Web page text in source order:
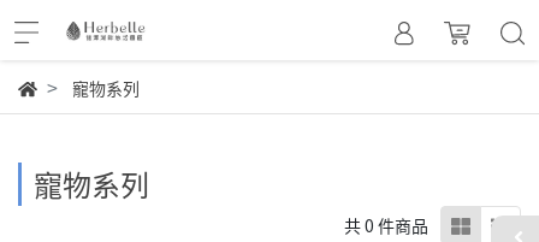
寵物系列
寵物系列
共 0 件商品